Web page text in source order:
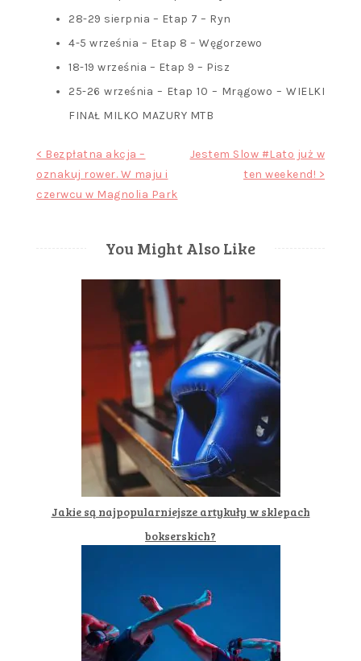
28-29 sierpnia – Etap 7 – Ryn
4-5 września – Etap 8 – Węgorzewo
18-19 września – Etap 9 – Pisz
25-26 września – Etap 10 – Mrągowo – WIELKI
FINAŁ MILKO MAZURY MTB
Nawigacja
wpisu
< Bezpłatna akcja –
oznakuj rower. W maju i
czerwcu w Magnolia Park
Jestem Slow #Lato już w
ten weekend! >
You Might Also Like
Jakie są najpopularniejsze artykuły w sklepach
bokserskich?